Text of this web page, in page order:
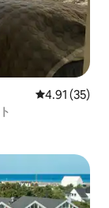
レビュー35
4.91 (35)